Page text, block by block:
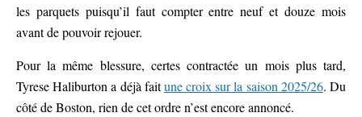
les parquets puisqu’il faut compter entre neuf et douze mois
avant de pouvoir rejouer.
Pour la même blessure, certes contractée un mois plus tard,
Tyrese Haliburton a déjà faitune croix sur la saison 2025/26. Du
côté de Boston, rien de cet ordre n’est encore annoncé.